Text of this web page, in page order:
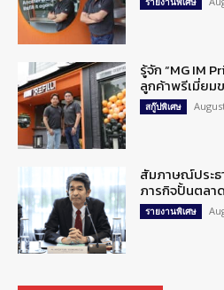
รู้จัก “MG IM
ลูกค้าพรีเมี่ยม
สกู๊ปพิเศษ
สัมภาษณ์ประธ
ภารกิจปั้นตลา
รายงานพิเศษ